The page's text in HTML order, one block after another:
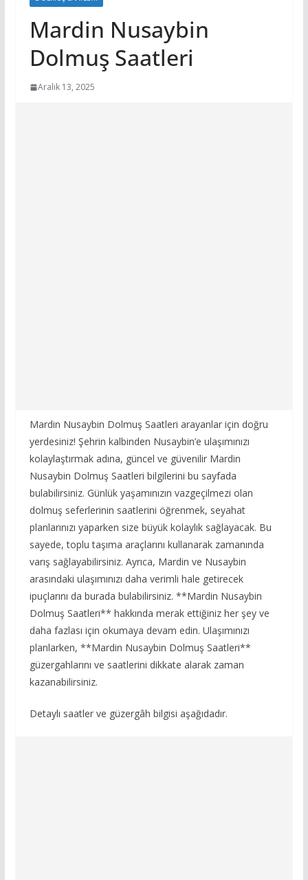
Mardin Nusaybin
Dolmuş Saatleri
Aralık 13, 2025
Mardin Nusaybin Dolmuş Saatleri arayanlar için doğru
yerdesiniz! Şehrin kalbinden Nusaybin’e ulaşımınızı
kolaylaştırmak adına, güncel ve güvenilir Mardin
Nusaybin Dolmuş Saatleri bilgilerini bu sayfada
bulabilirsiniz. Günlük yaşamınızın vazgeçilmezi olan
dolmuş seferlerinin saatlerini öğrenmek, seyahat
planlarınızı yaparken size büyük kolaylık sağlayacak. Bu
sayede, toplu taşıma araçlarını kullanarak zamanında
varış sağlayabilirsiniz. Ayrıca, Mardin ve Nusaybin
arasındaki ulaşımınızı daha verimli hale getirecek
ipuçlarını da burada bulabilirsiniz. **Mardin Nusaybin
Dolmuş Saatleri** hakkında merak ettiğiniz her şey ve
daha fazlası için okumaya devam edin. Ulaşımınızı
planlarken, **Mardin Nusaybin Dolmuş Saatleri**
güzergahlarını ve saatlerini dikkate alarak zaman
kazanabilirsiniz.
Detaylı saatler ve güzergâh bilgisi aşağıdadır.